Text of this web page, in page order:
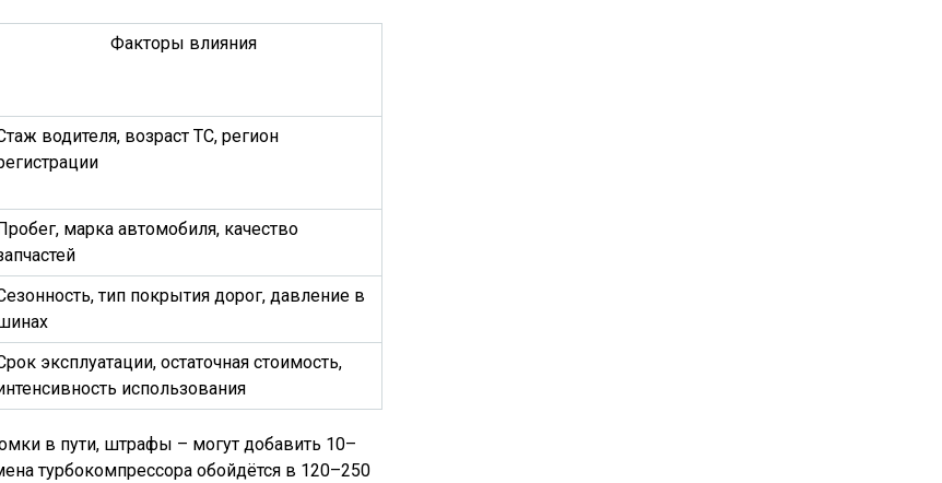
Факторы влияния
водителя, возраст ТС, регион
марка автомобиля, качество
тип покрытия дорог, давление в
эксплуатации, остаточная стоимость,
использования
в пути, штрафы – могут добавить 10–
турбокомпрессора обойдётся в 120–250